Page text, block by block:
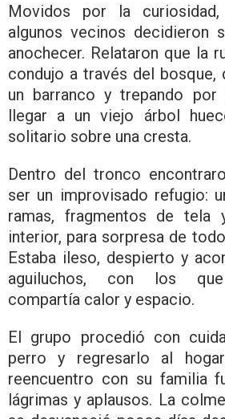
Movidos por la
algunos vecinos decidieron
anochecer. Relataron que la
condujo a través del bosque,
un barranco y trepando por
llegar a un viejo árbol
solitario sobre una cresta.
Dentro del tronco
ser un improvisado refugio:
ramas, fragmentos de tela
interior, para sorpresa de
Estaba ileso, despierto y
aguiluchos, con los que
compartía calor y espacio.
El grupo procedió con
perro y regresarlo al
reencuentro con su familia
lágrimas y aplausos. La